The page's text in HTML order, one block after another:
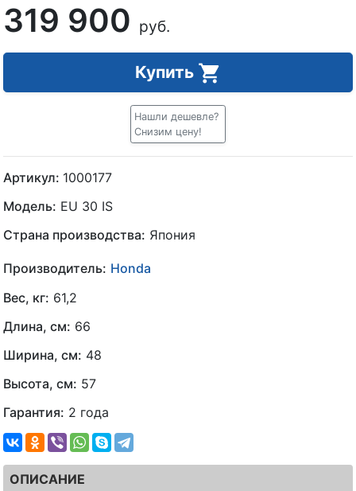
319 900 руб.
Купить
Нашли дешевле?
Снизим цену!
Артикул: 1000177
Модель: EU 30 IS
Страна производства: Япония
Производитель: Honda
Вес, кг: 61,2
Длина, см: 66
Ширина, см: 48
Высота, см: 57
Гарантия: 2 года
ОПИСАНИЕ